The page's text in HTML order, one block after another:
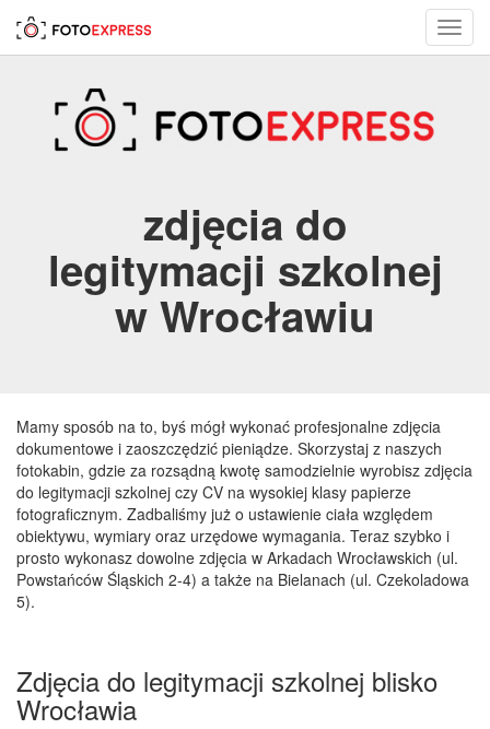
zdjęcia do
legitymacji szkolnej
w Wrocławiu
Mamy sposób na to, byś mógł wykonać profesjonalne zdjęcia
dokumentowe i zaoszczędzić pieniądze. Skorzystaj z naszych
fotokabin, gdzie za rozsądną kwotę samodzielnie wyrobisz zdjęcia
do legitymacji szkolnej czy CV na wysokiej klasy papierze
fotograficznym. Zadbaliśmy już o ustawienie ciała względem
obiektywu, wymiary oraz urzędowe wymagania. Teraz szybko i
prosto wykonasz dowolne zdjęcia w Arkadach Wrocławskich (ul.
Powstańców Śląskich 2-4) a także na Bielanach (ul. Czekoladowa
5).
Zdjęcia do legitymacji szkolnej blisko
Wrocławia